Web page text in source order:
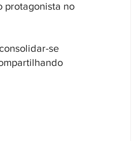
protagonista no
se